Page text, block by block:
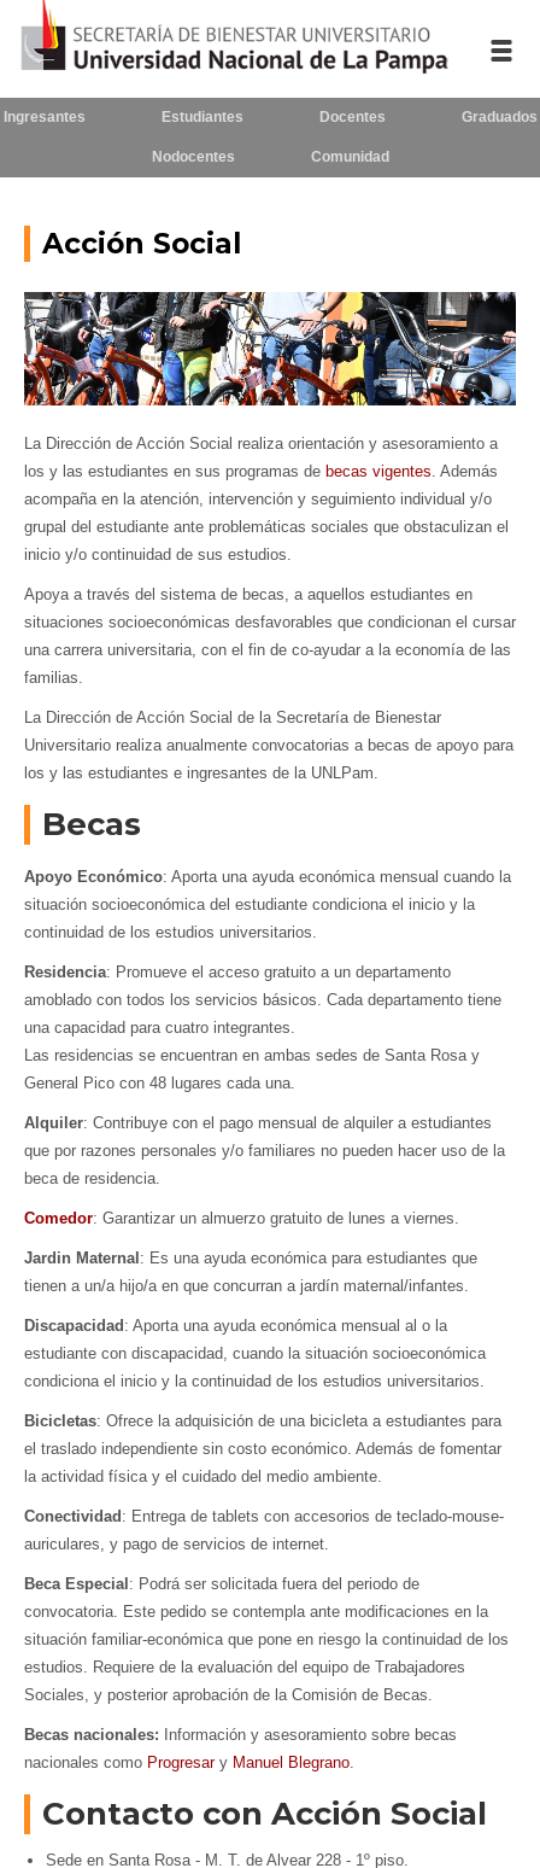
Consejo Superior
Rectorado / Secretarías
Facultades
Contacto
Seguínos
Ingresantes Estudiantes Docentes Graduados
Nodocentes Comunidad
Acción Social
La Dirección de Acción Social realiza orientación y asesoramiento a
los y las estudiantes en sus programas de becas vigentes. Además
acompaña en la atención, intervención y seguimiento individual y/o
grupal del estudiante ante problemáticas sociales que obstaculizan el
inicio y/o continuidad de sus estudios.
Apoya a través del sistema de becas, a aquellos estudiantes en
situaciones socioeconómicas desfavorables que condicionan el cursar
una carrera universitaria, con el fin de co-ayudar a la economía de las
familias.
La Dirección de Acción Social de la Secretaría de Bienestar
Universitario realiza anualmente convocatorias a becas de apoyo para
los y las estudiantes e ingresantes de la UNLPam.
Becas
Apoyo Económico: Aporta una ayuda económica mensual cuando la
situación socioeconómica del estudiante condiciona el inicio y la
continuidad de los estudios universitarios.
Residencia: Promueve el acceso gratuito a un departamento
amoblado con todos los servicios básicos. Cada departamento tiene
una capacidad para cuatro integrantes.
Las residencias se encuentran en ambas sedes de Santa Rosa y
General Pico con 48 lugares cada una.
Alquiler: Contribuye con el pago mensual de alquiler a estudiantes
que por razones personales y/o familiares no pueden hacer uso de la
beca de residencia.
Comedor: Garantizar un almuerzo gratuito de lunes a viernes.
Jardin Maternal : Es una ayuda económica para estudiantes que
tienen a un/a hijo/a en que concurran a jardín maternal/infantes.
Discapacidad : Aporta una ayuda económica mensual al o la
estudiante con discapacidad, cuando la situación socioeconómica
condiciona el inicio y la continuidad de los estudios universitarios.
Bicicletas: Ofrece la adquisición de una bicicleta a estudiantes para
el traslado independiente sin costo económico. Además de fomentar
la actividad física y el cuidado del medio ambiente.
Conectividad : Entrega de tablets con accesorios de teclado-mouse-
auriculares, y pago de servicios de internet.
Beca Especial : Podrá ser solicitada fuera del periodo de
convocatoria. Este pedido se contempla ante modificaciones en la
situación familiar-económica que pone en riesgo la continuidad de los
estudios. Requiere de la evaluación del equipo de Trabajadores
Sociales, y posterior aprobación de la Comisión de Becas.
Becas nacionales: Información y asesoramiento sobre becas
nacionales como Progresary Manuel Blegrano.
Contacto con Acción Social
Sede en Santa Rosa - M. T. de Alvear 228 - 1º piso.